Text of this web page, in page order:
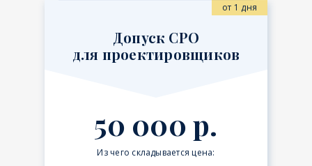
от 1 дня
Допуск СРО
для проектировщиков
50 000 р.
Из чего складывается цена: